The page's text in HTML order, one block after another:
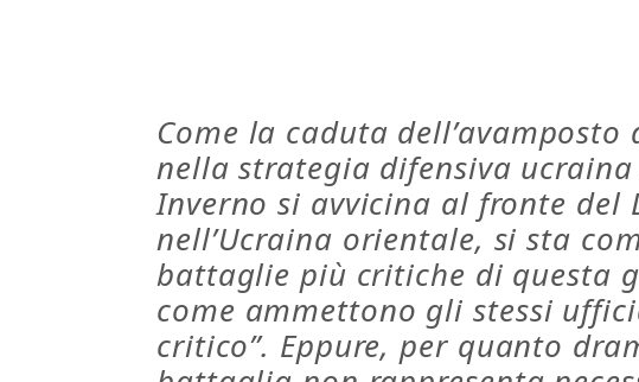
Come la caduta dell’avamposto
nella strategia difensiva
Inverno si avvicina al fronte del
nell’Ucraina orientale, si sta
battaglie più critiche di questa
come ammettono gli stessi
critico”. Eppure, per quanto